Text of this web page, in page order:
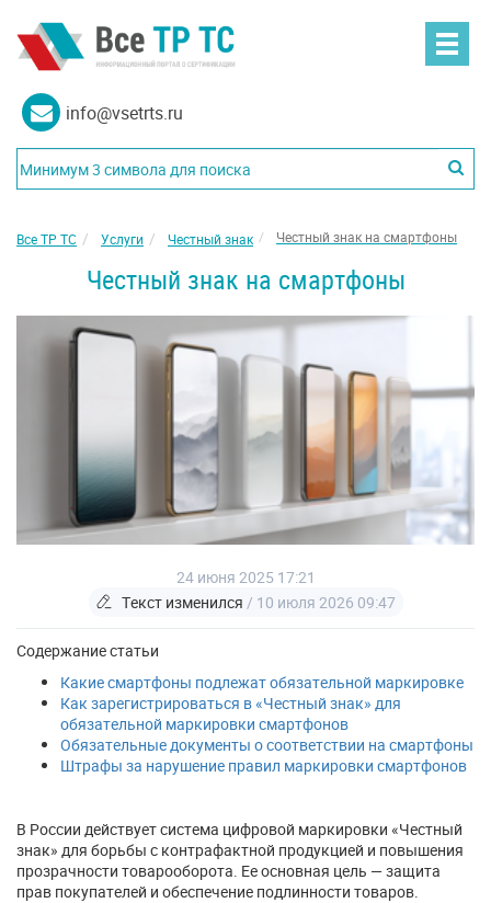
info@vsetrts.ru
Все ТР ТС Услуги Честный знак Честный знак на смартфоны
Честный знак на смартфоны
24 июня 2025 17:21
Текст изменился / 10 июля 2026 09:47
Содержание статьи
Какие смартфоны подлежат обязательной маркировке
Как зарегистрироваться в «Честный знак» для
обязательной маркировки смартфонов
Обязательные документы о соответствии на смартфоны
Штрафы за нарушение правил маркировки смартфонов
В России действует система цифровой маркировки «Честный
знак» для борьбы с контрафактной продукцией и повышения
прозрачности товарооборота. Ее основная цель — защита
прав покупателей и обеспечение подлинности товаров.